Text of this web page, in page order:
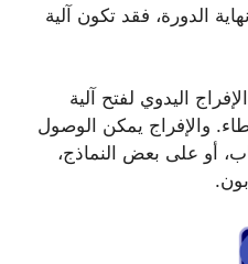
الدورة، فقد تكون آلية
اليدوي لفتح آلية
والإفراج يمكن الوصول
أو على بعض النماذج،